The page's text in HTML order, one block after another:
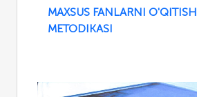
MAXSUS FANLARNI O'QITISH
METODIKASI